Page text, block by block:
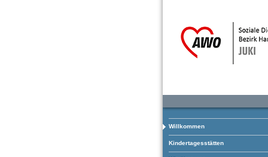
Willkommen
Kindertagesstätten